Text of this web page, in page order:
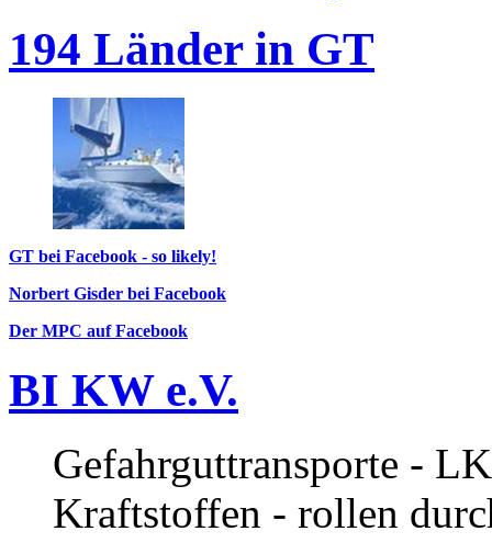
194 Länder in GT
GT bei Facebook - so likely!
Norbert Gisder bei Facebook
Der MPC auf Facebook
BI KW e.V.
Gefahrguttransporte -
Kraftstoffen - rollen